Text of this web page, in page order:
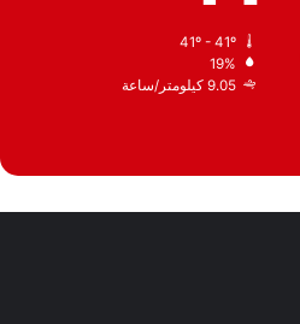
19%
9.05 كيلومتر/ساعة